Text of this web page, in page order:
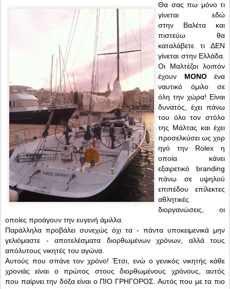
Θα σας πω μόνο τι
γίνεται εδώ
στην Βαλέτα και
πιστεύω θα
καταλάβετε τι ΔΕΝ
γίνεται στην Ελλάδα.
Οι Μαλτέζοι λοιπόν
έχουν ΜΟΝΟένα
ναυτικό όμιλο σε
όλη την χώρα! Είναι
δυνατός, έχει πάνω
του όλο τον στόλο
της Μάλτας και έχει
προσελκύσει ως χορ
ηγό την Rolex η
οποία κάνει
εξαιρετικό branding
πάνω σε υψηλού
επιπέδου επίλεκτες
αθλητικές
διοργανώσεις, οι
οποίες προάγουν την ευγενή άμιλλα.
Παράλληλα προβάλει συνεχώς όχι τα - πάντα υποκειμενικά μην
γελιόμαστε - αποτελέσματα διορθωμένων χρόνων, αλλά τους
απόλυτους νικητές του αγώνα.
Αυτούς που σπάνε τον χρόνο! Έτσι, ενώ ο γενικός νικητής κάθε
χρονιάς είναι ο πρώτος στους διορθωμένους χρόνους, αυτός
που παίρνει την δόξα είναι ο ΠΙΟ ΓΡΗΓΟΡΟΣ. Αυτός που με τα πιο